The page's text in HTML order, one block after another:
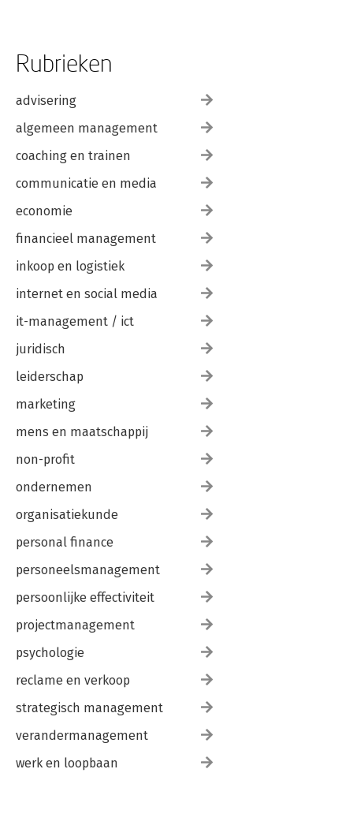
Rubrieken
advisering
algemeen management
coaching en trainen
communicatie en media
economie
financieel management
inkoop en logistiek
internet en social media
it-management / ict
juridisch
leiderschap
marketing
mens en maatschappij
non-profit
ondernemen
organisatiekunde
personal finance
personeelsmanagement
persoonlijke effectiviteit
projectmanagement
psychologie
reclame en verkoop
strategisch management
verandermanagement
werk en loopbaan